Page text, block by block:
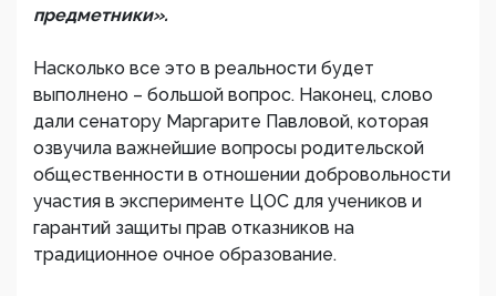
предметники».
Насколько все это в реальности будет
выполнено – большой вопрос. Наконец, слово
дали сенатору Маргарите Павловой, которая
озвучила важнейшие вопросы родительской
общественности в отношении добровольности
участия в эксперименте ЦОС для учеников и
гарантий защиты прав отказников на
традиционное очное образование.